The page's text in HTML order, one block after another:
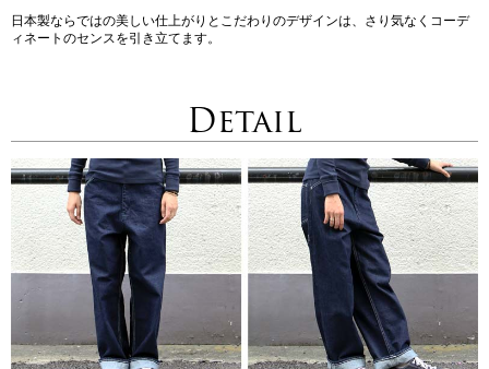
日本製ならではの美しい仕上がりとこだわりのデザインは、さり気なくコーデ
ィネートのセンスを引き立てます。
Detail